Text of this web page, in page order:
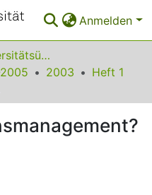
Anmelden
Fach- und Universitätsübergreifendes
2003
Heft 1